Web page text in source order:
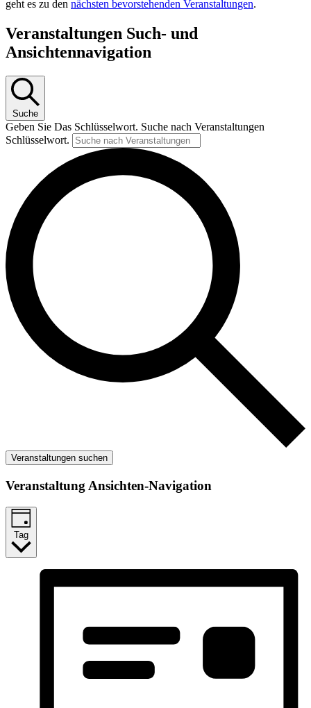
geht es zu den nächsten bevorstehenden Veranstaltungen.
Veranstaltungen Such- und
Ansichtennavigation
Suche
Geben Sie Das Schlüsselwort. Suche nach Veranstaltungen
Schlüsselwort.
Veranstaltungen suchen
Veranstaltung Ansichten-Navigation
Tag